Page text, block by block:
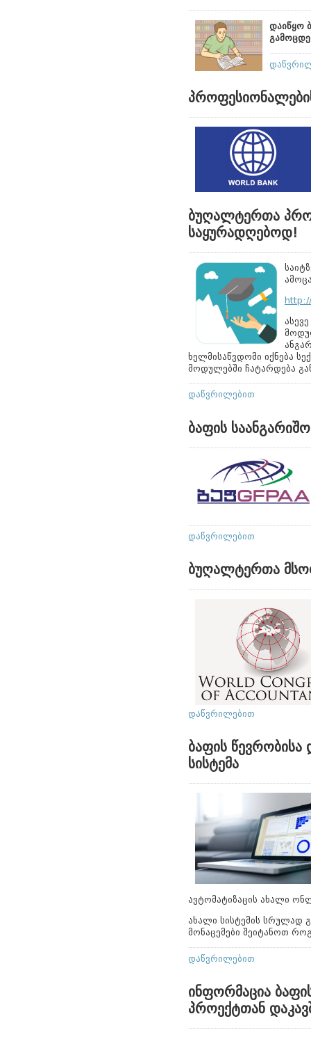
დაიწყო
ბუღალტერთა
საყურადღებოდ!
ხელმისაწვდომი იქნება
მოდულებში ჩატარდება
დაწვრილებით
ბაფის
დაწვრილებით
ბუღალტერთა
დაწვრილებით
ბაფის წევრობისა
სისტემა
ავტომატიზაცის ახალი
ახალი სისტემის სრულად
მონაცემები შეიტანოთ
დაწვრილებით
ინფორმაცია
პროექტთან